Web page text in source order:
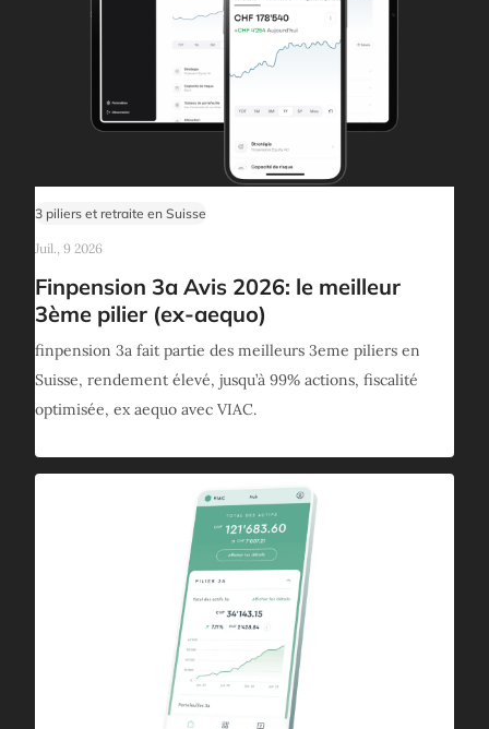
3 piliers et retraite en Suisse
Juil., 9 2026
Finpension 3a Avis 2026: le meilleur
3ème pilier (ex-aequo)
finpension 3a fait partie des meilleurs 3eme piliers en
Suisse, rendement élevé, jusqu’à 99% actions, fiscalité
optimisée, ex aequo avec VIAC.